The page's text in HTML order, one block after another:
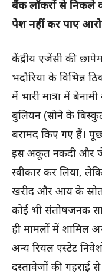
बैंक लॉकरों से निकले
पेश नहीं कर पाए
केंद्रीय एजेंसी की
भदौरिया के विभिन्न
में भारी मात्रा में
बुलियन (सोने के
बरामद किए गए हैं।
इस अकूत नकदी और
स्वीकार कर लिया,
खरीद और आय के स्रोत
कोई भी संतोषजनक
ही मामलों में शामिल
अन्य रियल एस्टेट
दस्तावेजों की गहराई से